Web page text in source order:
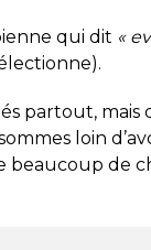
qui dit «
partout, mais
loin
beaucoup de